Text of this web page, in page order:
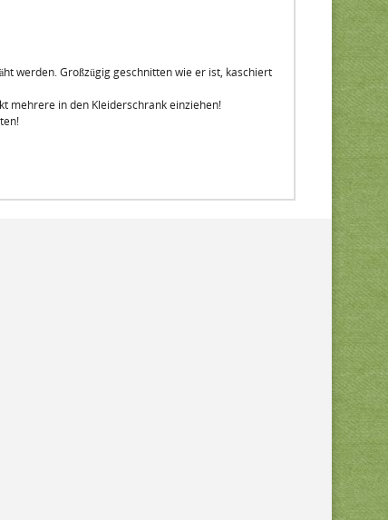
werden. Großzügig geschnitten wie er ist, kaschiert
mehrere in den Kleiderschrank einziehen!